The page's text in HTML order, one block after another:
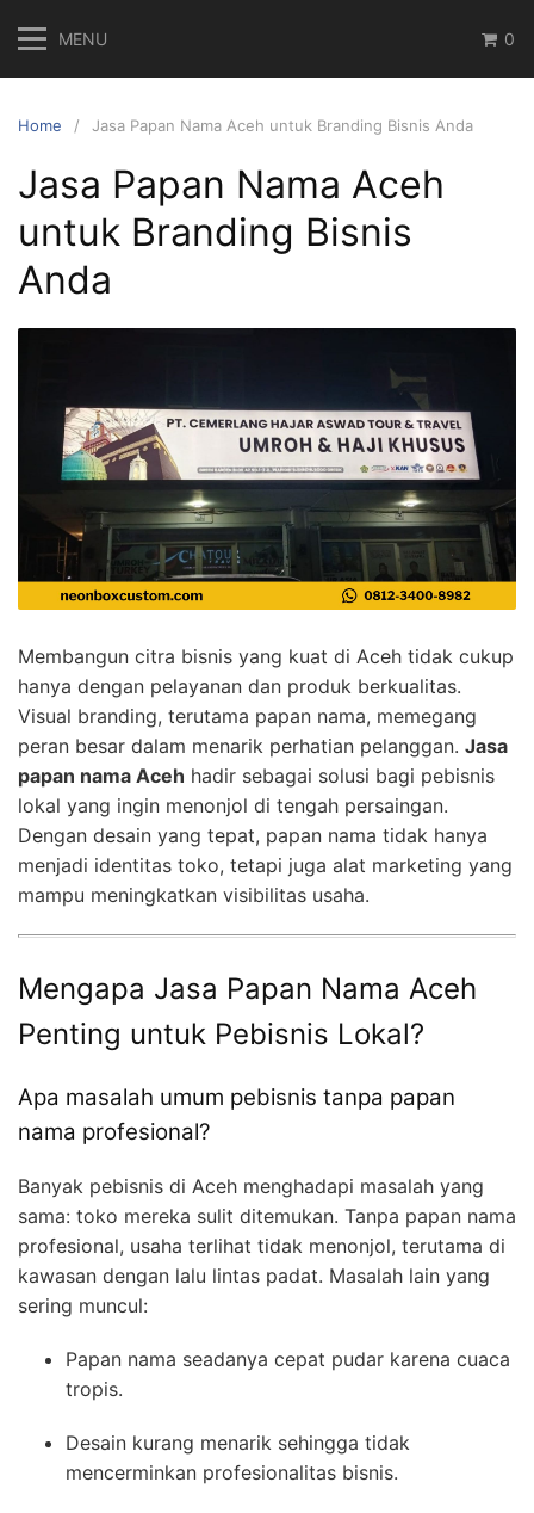
content
MENU 0
Home Jasa Papan Nama Aceh untuk Branding Bisnis Anda
Jasa Papan Nama Aceh
untuk Branding Bisnis
Anda
Membangun citra bisnis yang kuat di Aceh tidak cukup
hanya dengan pelayanan dan produk berkualitas.
Visual branding, terutama papan nama, memegang
peran besar dalam menarik perhatian pelanggan. Jasa
papan nama Aceh hadir sebagai solusi bagi pebisnis
lokal yang ingin menonjol di tengah persaingan.
Dengan desain yang tepat, papan nama tidak hanya
menjadi identitas toko, tetapi juga alat marketing yang
mampu meningkatkan visibilitas usaha.
Mengapa Jasa Papan Nama Aceh
Penting untuk Pebisnis Lokal?
Apa masalah umum pebisnis tanpa papan
nama profesional?
Banyak pebisnis di Aceh menghadapi masalah yang
sama: toko mereka sulit ditemukan. Tanpa papan nama
profesional, usaha terlihat tidak menonjol, terutama di
kawasan dengan lalu lintas padat. Masalah lain yang
sering muncul:
Papan nama seadanya cepat pudar karena cuaca
tropis.
Desain kurang menarik sehingga tidak
mencerminkan profesionalitas bisnis.